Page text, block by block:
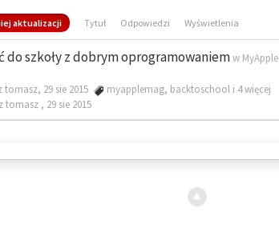
aktualizacji Tytuł Odpowiedzi Wyświetlenia
do szkoły z dobrym oprogramowaniemw MyApple
29 sie 2015
myapplemag, backtoschool i 4 więcej
tomasz , 29 sie 2015